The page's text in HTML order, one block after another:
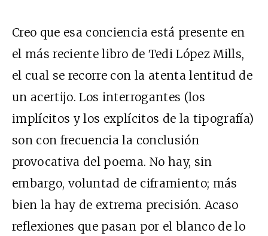
Creo que esa conciencia está presente en
el más reciente libro de Tedi López Mills,
el cual se recorre con la atenta lentitud de
un acertijo. Los interrogantes (los
implícitos y los explícitos de la tipografía)
son con frecuencia la conclusión
provocativa del poema. No hay, sin
embargo, voluntad de ciframiento; más
bien la hay de extrema precisión. Acaso
reflexiones que pasan por el blanco de lo